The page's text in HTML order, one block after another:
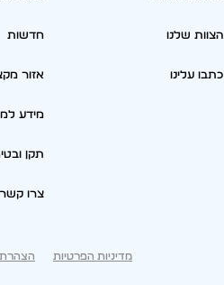
הצוות שלנו
כתבו עלינו
חדשות
אזור
מידע
תקן
צרו קשר
מדיניות הפרטיות הצהרת